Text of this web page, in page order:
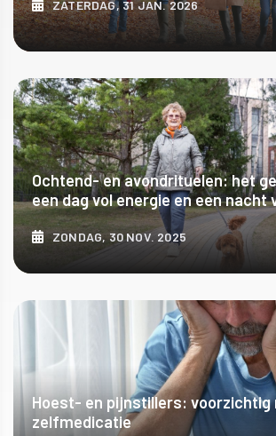
ZATERDAG, 31 JAN. 2026
ONTDEK MEER
Ochtend- en avondrituelen: het
een dag vol energie en een nacht
ZONDAG, 30 NOV. 2025
ONTDEK MEER
Hoest- en pijnstillers: voorzichtig
zelfmedicatie